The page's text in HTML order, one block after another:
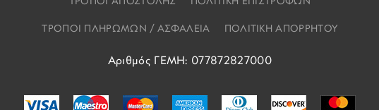
ΤΡΟΠΟΙ ΠΛΗΡΩΜΩΝ / ΑΣΦΑΛΕΙΑ ΠΟΛΙΤΙΚΗ ΑΠΟΡΡΗΤΟΥ
Αριθμός ΓΕΜΗ: 077872827000